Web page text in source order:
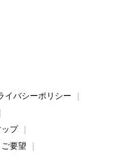
イバシーポリシー
プ
要望